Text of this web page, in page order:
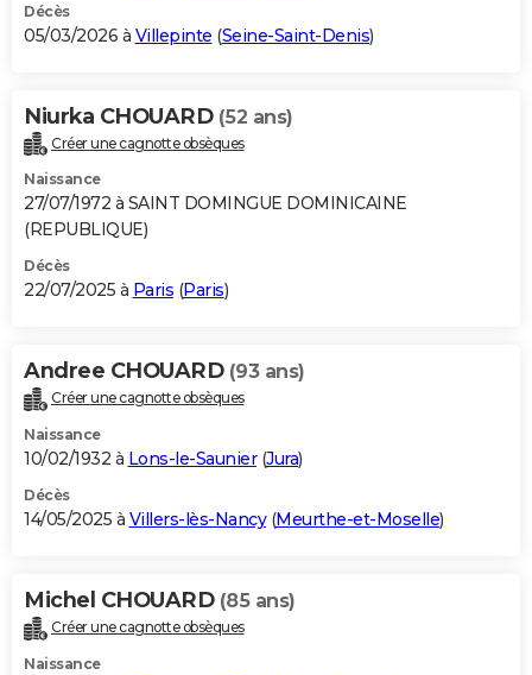
Décès
05/03/2026 à Villepinte (Seine-Saint-Denis)
Niurka CHOUARD (52 ans)
Créer une cagnotte obsèques
Naissance
27/07/1972 à SAINT DOMINGUE DOMINICAINE
(REPUBLIQUE)
Décès
22/07/2025 à Paris (Paris)
Andree CHOUARD (93 ans)
Créer une cagnotte obsèques
Naissance
10/02/1932 à Lons-le-Saunier(Jura)
Décès
14/05/2025 à Villers-lès-Nancy(Meurthe-et-Moselle)
Michel CHOUARD (85 ans)
Créer une cagnotte obsèques
Naissance